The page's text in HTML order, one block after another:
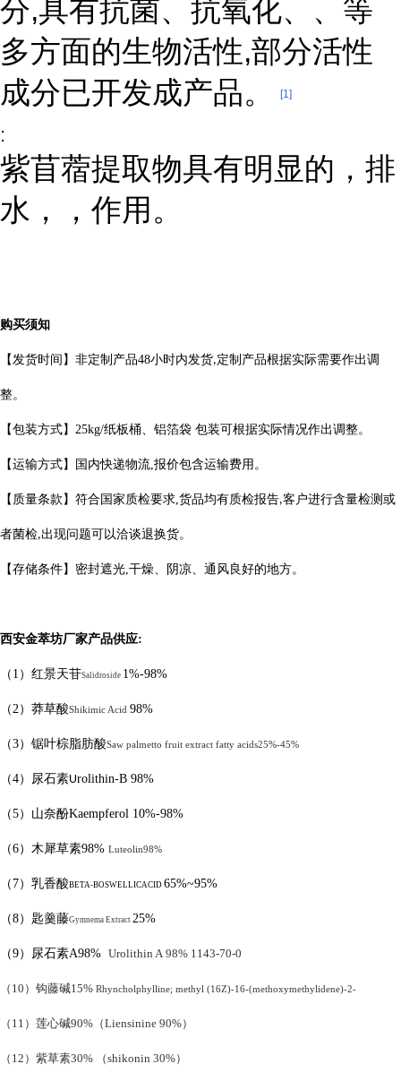
分,具有抗菌、抗氧化、、等
多方面的生物活性,部分活性
成分已开发成产品。
[1]
:
紫苜蓿提取物具有明显的，排
水，，作用。
购买须知
【发货时间】非定制产品48小时内发货,定制产品根据实际需要作出调
整。
【包装方式】 25kg/纸板桶、铝箔袋 包装可根据实际情况作出调整。
【运输方式】国内快递物流,报价包含运输费用。
【质量条款】符合国家质检要求,货品均有质检报告,客户进行含量检测或
者菌检,出现问题可以洽谈退换货。
【存储条件】密封遮光,干燥、阴凉、通风良好的地方。
西安金萃坊厂家产品供应:
（ 1 ）红景天苷Salidroside 1%-98%
（2）莽草酸Shikimic Acid 98%
（3） 锯叶棕脂肪酸Saw palmetto fruit extract fatty acids25%-45%
（4） 尿石素Urolithin-B 98%
（5） 山奈酚Kaempferol 10%-98%
（6） 木犀草素98% Luteolin98%
（ 7）乳香酸BETA-BOSWELLICACID 65%~95%
（8）匙羹藤Gymnema Extract 25%
（9）尿石素A98% Urolithin A 98% 1143-70-0
（ 10 ）钩藤碱15% Rhyncholphylline; methyl (16Z)-16-(methoxymethylidene)-2-
（ 11 ）莲心碱90% （Liensinine 90%）
（ 12 ）紫草素30% （shikonin 30%）